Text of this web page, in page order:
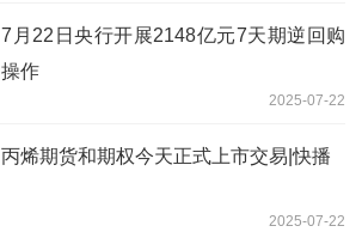
7月22日央行开展2148亿元7天期逆回购
操作
2025-07-22
丙烯期货和期权今天正式上市交易|快播
2025-07-22